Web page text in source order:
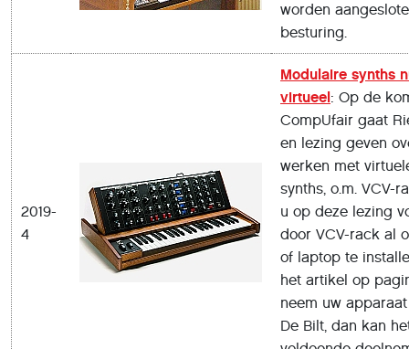
worden
besturing.
2019-
4
Modulaire synths
virtueel : Op de
CompUfair gaat
en lezing geven
werken met
synths, o.m. VCV-
u op deze lezing
door VCV-rack al
of laptop te
het artikel op
neem uw
De Bilt, dan kan